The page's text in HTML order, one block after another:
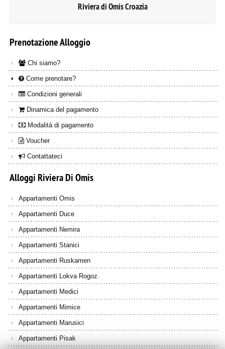
Riviera di Omis Croazia
PrenotazioneAlloggio
Chi siamo?
Come prenotare?
Condizioni generali
Dinamica del pagamento
Modalità di pagamento
Voucher
Contattateci
AlloggiRivieraDiOmis
Appartamenti Omis
Appartamenti Duce
Appartamenti Nemira
Appartamenti Stanici
Appartamenti Ruskamen
Appartamenti Lokva Rogoz.
Appartamenti Medici
Appartamenti Mimice
Appartamenti Marusici
Appartamenti Pisak